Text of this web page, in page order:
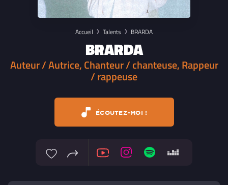
Accueil Talents BRARDA
BRARDA
Auteur / Autrice, Chanteur / chanteuse, Rappeur
/ rappeuse
ÉCOUTEZ-MOI !